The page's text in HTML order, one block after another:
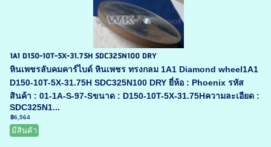
1A1 D150-10T-5X-31.75H SDC325N100 DRY
หินเพชรลับคมคาร์ไบด์ หินเพชร ทรงกลม 1A1 Diamond wheel1A1
D150-10T-5X-31.75H SDC325N100 DRY ยี่ห้อ : Phoenix รหัส
สินค้า : 01-1A-S-97-Sขนาด : D150-10T-5X-31.75Hความละเอียด :
SDC325N1...
฿6,564
มีสินค้า